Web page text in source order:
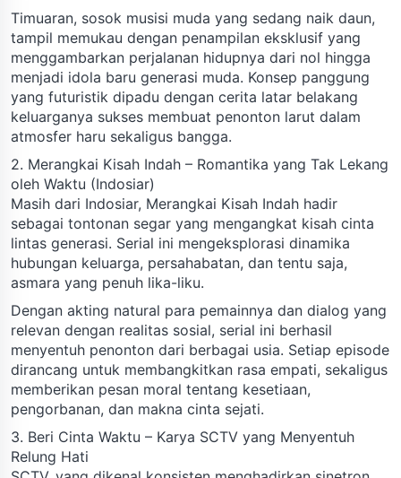
Timuaran, sosok musisi muda yang sedang naik daun,
tampil memukau dengan penampilan eksklusif yang
menggambarkan perjalanan hidupnya dari nol hingga
menjadi idola baru generasi muda. Konsep panggung
yang futuristik dipadu dengan cerita latar belakang
keluarganya sukses membuat penonton larut dalam
atmosfer haru sekaligus bangga.
2. Merangkai Kisah Indah – Romantika yang Tak Lekang
oleh Waktu (Indosiar)
Masih dari Indosiar, Merangkai Kisah Indah hadir
sebagai tontonan segar yang mengangkat kisah cinta
lintas generasi. Serial ini mengeksplorasi dinamika
hubungan keluarga, persahabatan, dan tentu saja,
asmara yang penuh lika-liku.
Dengan akting natural para pemainnya dan dialog yang
relevan dengan realitas sosial, serial ini berhasil
menyentuh penonton dari berbagai usia. Setiap episode
dirancang untuk membangkitkan rasa empati, sekaligus
memberikan pesan moral tentang kesetiaan,
pengorbanan, dan makna cinta sejati.
3. Beri Cinta Waktu – Karya SCTV yang Menyentuh
Relung Hati